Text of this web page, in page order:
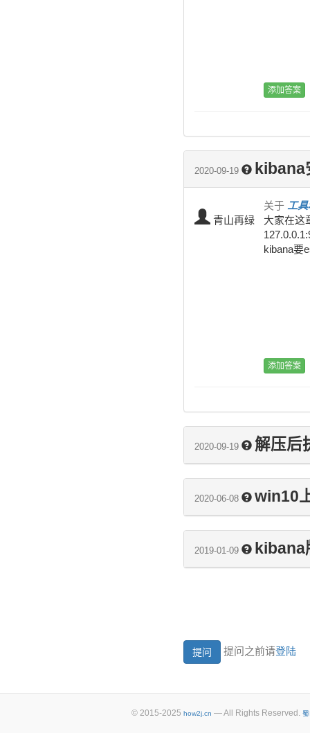
2020-09-19 kibana
青山再绿
关于 工
大家在这
kibana要
2020-09-19 解压后
2020-06-08 win10
2019-01-09 kibana
提问之前请登陆
© 2015-2025 how2j.cn — All Rights Reserved.